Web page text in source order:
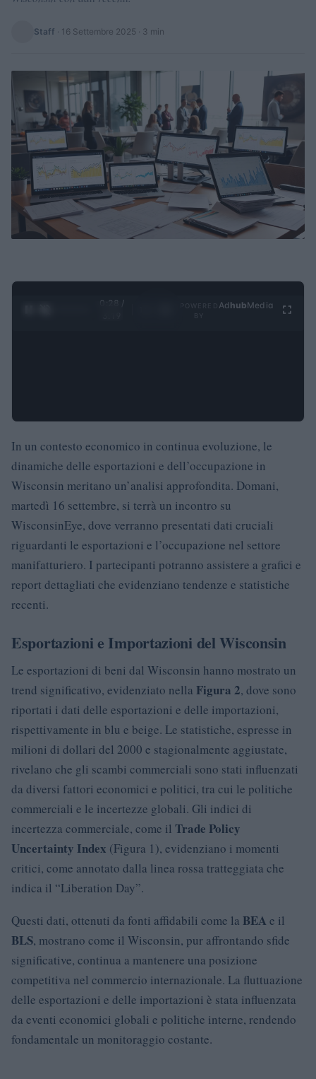
Staff · 16 Settembre 2025 · 3 min
0:28 /
Ad hubMedia
In un contesto economico in continua evoluzione, le
dinamiche delle esportazioni e dell’occupazione in
Wisconsin meritano un’analisi approfondita. Domani,
martedì 16 settembre, si terrà un incontro su
WisconsinEye, dove verranno presentati dati cruciali
riguardanti le esportazioni e l’occupazione nel settore
manifatturiero. I partecipanti potranno assistere a grafici e
report dettagliati che evidenziano tendenze e statistiche
recenti.
Esportazioni e Importazioni del Wisconsin
Le esportazioni di beni dal Wisconsin hanno mostrato un
trend significativo, evidenziato nella Figura 2, dove sono
riportati i dati delle esportazioni e delle importazioni,
rispettivamente in blu e beige. Le statistiche, espresse in
milioni di dollari del 2000 e stagionalmente aggiustate,
rivelano che gli scambi commerciali sono stati influenzati
da diversi fattori economici e politici, tra cui le politiche
commerciali e le incertezze globali. Gli indici di
incertezza commerciale, come il Trade Policy
Uncertainty Index (Figura 1), evidenziano i momenti
critici, come annotato dalla linea rossa tratteggiata che
indica il “Liberation Day”.
Questi dati, ottenuti da fonti affidabili come la BEA e il
BLS, mostrano come il Wisconsin, pur affrontando sfide
significative, continua a mantenere una posizione
competitiva nel commercio internazionale. La fluttuazione
delle esportazioni e delle importazioni è stata influenzata
da eventi economici globali e politiche interne, rendendo
fondamentale un monitoraggio costante.